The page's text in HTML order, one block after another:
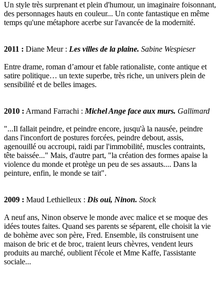
Un style très surprenant et plein d'humour, un imaginaire foisonnant,
des personnages hauts en couleur... Un conte fantastique en même
temps qu'une métaphore acerbe sur l'avancée de la modernité.
2011 : Diane Meur : Les villes de la plaine. Sabine Wespieser
Entre drame, roman d’amour et fable rationaliste, conte antique et
satire politique… un texte superbe, très riche, un univers plein de
sensibilité et de belles images.
2010 : Armand Farrachi : Michel Ange face aux murs. Gallimard
"...Il fallait peindre, et peindre encore, jusqu'à la nausée, peindre
dans l'inconfort de postures forcées, peindre debout, assis,
agenouillé ou accroupi, raidi par l'immobilité, muscles contraints,
tête baissée..." Mais, d'autre part, "la création des formes apaise la
violence du monde et protège un peu de ses assauts.... Dans la
peinture, enfin, le monde se tait".
2009 : Maud Lethielleux : Dis oui, Ninon. Stock
A neuf ans, Ninon observe le monde avec malice et se moque des
idées toutes faites. Quand ses parents se séparent, elle choisit la vie
de bohème avec son père, Fred. Ensemble, ils construisent une
maison de bric et de broc, traient leurs chèvres, vendent leurs
produits au marché, oublient l'école et Mme Kaffe, l'assistante
sociale...